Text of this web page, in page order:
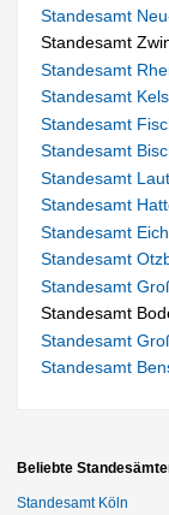
Standesamt
Standesamt
Standesamt
Standesamt
Standesamt
Standesamt
Standesamt
Standesamt
Standesamt
Standesamt
Standesamt
Standesamt
Standesamt
Standesamt
Beliebte
Standesamt Köln